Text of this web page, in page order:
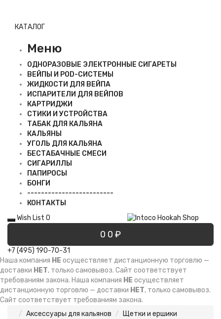
КАТАЛОГ
Меню
ОДНОРАЗОВЫЕ ЭЛЕКТРОННЫЕ СИГАРЕТЫ
ВЕЙПЫ И POD-СИСТЕМЫ
ЖИДКОСТИ ДЛЯ ВЕЙПА
ИСПАРИТЕЛИ ДЛЯ ВЕЙПОВ
КАРТРИДЖИ
СТИКИ И УСТРОЙСТВА
ТАБАК ДЛЯ КАЛЬЯНА
КАЛЬЯНЫ
УГОЛЬ ДЛЯ КАЛЬЯНА
БЕСТАБАЧНЫЕ СМЕСИ
СИГАРИЛЛЫ
ПАПИРОСЫ
БОНГИ
-------------------------
КОНТАКТЫ
Wish List 0
0 0 ₽
+7 (495) 190-70-31
Наша компания НЕ осуществляет дистанционную торговлю —
доставки НЕТ, только самовывоз. Сайт соответствует
требованиям закона. Наша компания НЕ осуществляет
дистанционную торговлю — доставки НЕТ, только самовывоз.
Сайт соответствует требованиям закона.
Аксессуары для кальянов
Щетки и ершики